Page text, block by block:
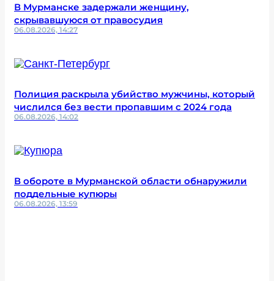
В Мурманске задержали женщину,
скрывавшуюся от правосудия
06.08.2026, 14:27
Полиция раскрыла убийство мужчины, который
числился без вести пропавшим с 2024 года
06.08.2026, 14:02
В обороте в Мурманской области обнаружили
поддельные купюры
06.08.2026, 13:59